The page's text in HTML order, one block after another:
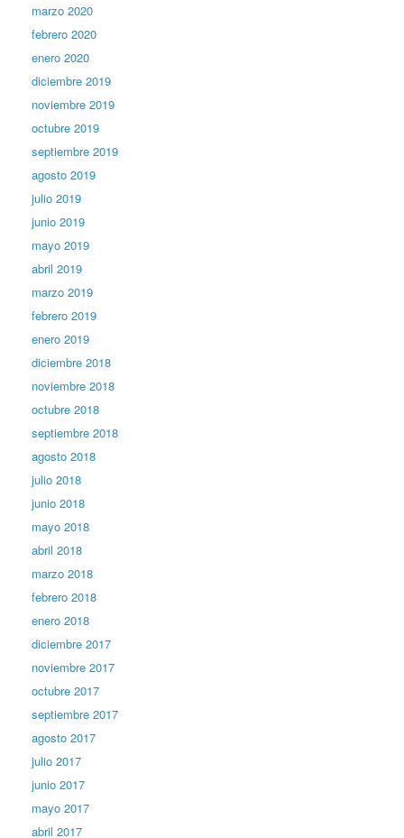
marzo 2020
febrero 2020
enero 2020
diciembre 2019
noviembre 2019
octubre 2019
septiembre 2019
agosto 2019
julio 2019
junio 2019
mayo 2019
abril 2019
marzo 2019
febrero 2019
enero 2019
diciembre 2018
noviembre 2018
octubre 2018
septiembre 2018
agosto 2018
julio 2018
junio 2018
mayo 2018
abril 2018
marzo 2018
febrero 2018
enero 2018
diciembre 2017
noviembre 2017
octubre 2017
septiembre 2017
agosto 2017
julio 2017
junio 2017
mayo 2017
abril 2017